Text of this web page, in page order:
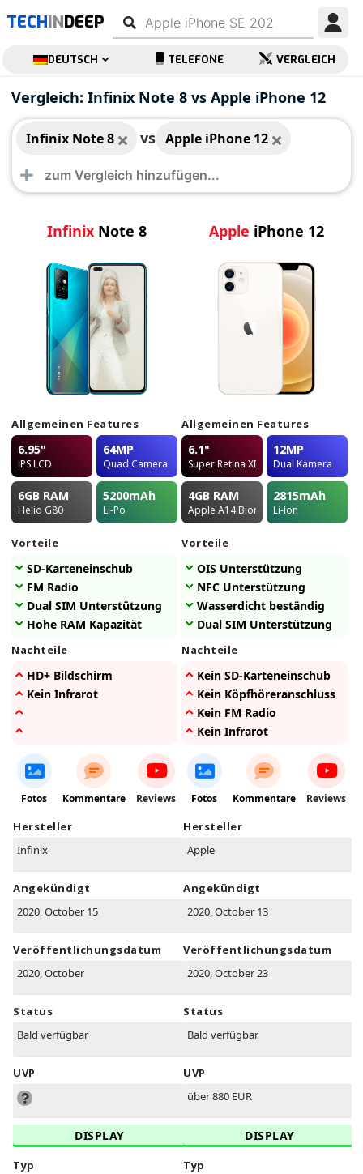
TECHINDEEP
DEUTSCH TELEFONE VERGLEICH
Vergleich: Infinix Note 8 vs Apple iPhone 12
Infinix Note 8 vs Apple iPhone 12
Infinix Note 8
Infinix Note 8
Allgemeinen Features
6.95"
IPS LCD
64MP
Quad Camera
6GB RAM
Helio G80
5200mAh
Li-Po
Vorteile
SD-Karteneinschub
FM Radio
Dual SIM Unterstützung
Hohe RAM Kapazität
Nachteile
HD+ Bildschirm
Kein Infrarot
Fotos Kommentare Reviews
Hersteller
Infinix
Angekündigt
2020, October 15
Veröffentlichungsdatum
2020, October
Status
Bald verfügbar
UVP
DISPLAY
Typ
Apple iPhone 12
Apple iPhone 12
Allgemeinen Features
6.1"
Super Retina XDR OLED
12MP
Dual Kamera
4GB RAM
Apple A14 Bionic
2815mAh
Li-Ion
Vorteile
OIS Unterstützung
NFC Unterstützung
Wasserdicht beständig
Dual SIM Unterstützung
Nachteile
Kein SD-Karteneinschub
Kein Köpfhöreranschluss
Kein FM Radio
Kein Infrarot
Fotos Kommentare Reviews
Hersteller
Apple
Angekündigt
2020, October 13
Veröffentlichungsdatum
2020, October 23
Status
Bald verfügbar
UVP
über 880 EUR
DISPLAY
Typ